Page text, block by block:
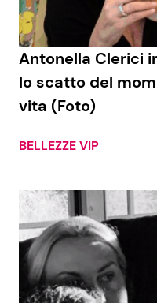
Antonella Clerici
lo scatto del
vita (Foto)
BELLEZZE VIP